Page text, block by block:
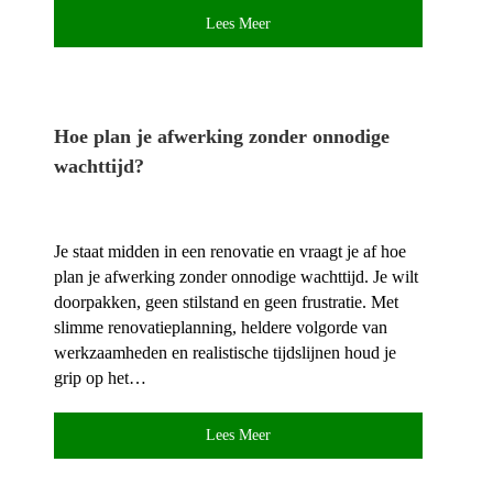
Lees Meer
Hoe plan je afwerking zonder onnodige
wachttijd?
Je staat midden in een renovatie en vraagt je af hoe
plan je afwerking zonder onnodige wachttijd.​ Je wilt
doorpakken, geen stilstand en geen frustratie.​ Met
slimme renovatieplanning, heldere volgorde van
werkzaamheden en realistische tijdslijnen houd je
grip op het…
Lees Meer